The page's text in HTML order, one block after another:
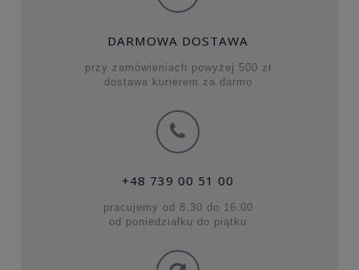
DARMOWA DOSTAWA
przy zamówieniach powyżej 500 zł
dostawa kurierem za darmo
+48 739 00 51 00
pracujemy od 8.30 do 16.00
od poniedziałku do piątku